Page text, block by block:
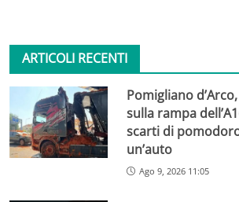
ARTICOLI RECENTI
Pomigliano
sulla rampa
scarti di
un’auto
Ago 9, 2026 11:05